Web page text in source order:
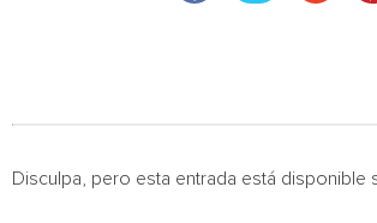
Disculpa, pero esta entrada está disponible